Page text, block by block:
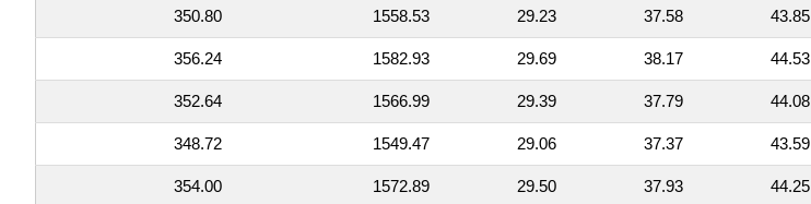
43.85
37.58
29.23
1558.53
350.80
44.53
38.17
29.69
1582.93
356.24
44.08
37.79
29.39
1566.99
352.64
43.59
37.37
29.06
1549.47
348.72
44.25
37.93
29.50
1572.89
354.00